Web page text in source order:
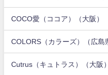
COCO愛（ココア）（大阪）
COLORS（カラーズ）（広島
Cutrus（キュトラス）（大阪）